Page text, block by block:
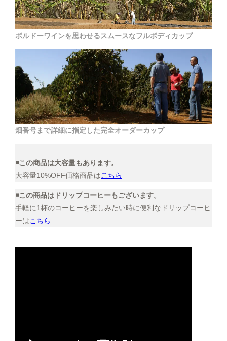
ボルドーワインを思わせるスムースなフルボディカップ
畑番号まで詳細に指定した完全オーダーカップ
◾️この商品は大容量もあります。
大容量10%OFF価格商品はこちら
◾️この商品はドリップコーヒーもございます。
手軽に1杯のコーヒーを楽しみたい時に便利なドリップコーヒ
ーはこちら